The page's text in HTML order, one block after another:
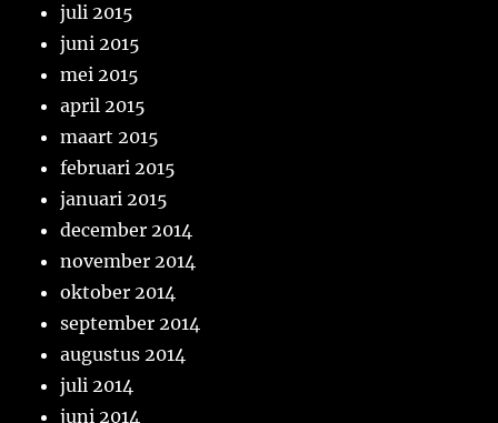
juli 2015
juni 2015
mei 2015
april 2015
maart 2015
februari 2015
januari 2015
december 2014
november 2014
oktober 2014
september 2014
augustus 2014
juli 2014
juni 2014